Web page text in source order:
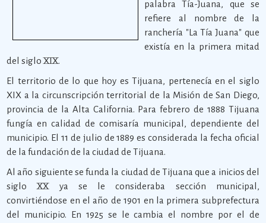
palabra Tía-Juana, que se
refiere al nombre de la
ranchería "La Tía Juana" que
existía en la primera mitad
del siglo XIX.
El territorio de lo que hoy es Tijuana, pertenecía en el siglo
XIX a la circunscripción territorial de la Misión de San Diego,
provincia de la Alta California. Para febrero de 1888 Tijuana
fungía en calidad de comisaría municipal, dependiente del
municipio. El 11 de julio de 1889 es considerada la fecha oficial
de la fundación de la ciudad de Tijuana.
Al año siguiente se funda la ciudad de Tijuana que a inicios del
siglo XX ya se le consideraba sección municipal,
convirtiéndose en el año de 1901 en la primera subprefectura
del municipio. En 1925 se le cambia el nombre por el de